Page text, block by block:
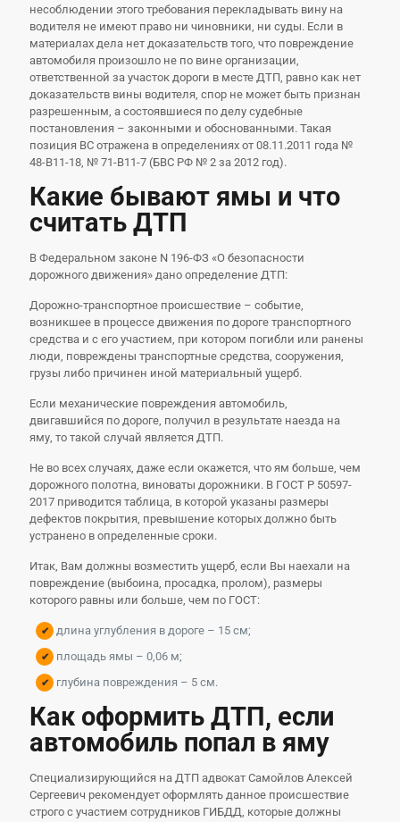
несоблюдении этого требования перекладывать вину на
водителя не имеют право ни чиновники, ни суды. Если в
материалах дела нет доказательств того, что повреждение
автомобиля произошло не по вине организации,
ответственной за участок дороги в месте ДТП, равно как нет
доказательств вины водителя, спор не может быть признан
разрешенным, а состоявшиеся по делу судебные
постановления – законными и обоснованными. Такая
позиция ВС отражена в определениях от 08.11.2011 года №
48-В11-18, № 71-В11-7 (БВС РФ № 2 за 2012 год).
Какие бывают ямы и что
считать ДТП
В Федеральном законе N 196-ФЗ «О безопасности
дорожного движения» дано определение ДТП:
Дорожно-транспортное происшествие – событие,
возникшее в процессе движения по дороге транспортного
средства и с его участием, при котором погибли или ранены
люди, повреждены транспортные средства, сооружения,
грузы либо причинен иной материальный ущерб.
Если механические повреждения автомобиль,
двигавшийся по дороге, получил в результате наезда на
яму, то такой случай является ДТП.
Не во всех случаях, даже если окажется, что ям больше, чем
дорожного полотна, виноваты дорожники. В ГОСТ Р 50597-
2017 приводится таблица, в которой указаны размеры
дефектов покрытия, превышение которых должно быть
устранено в определенные сроки.
Итак, Вам должны возместить ущерб, если Вы наехали на
повреждение (выбоина, просадка, пролом), размеры
которого равны или больше, чем по ГОСТ:
длина углубления в дороге – 15 см;
площадь ямы – 0,06 м;
глубина повреждения – 5 см.
Как оформить ДТП, если
автомобиль попал в яму
Специализирующийся на ДТП адвокат Самойлов Алексей
Сергеевич рекомендует оформлять данное происшествие
строго с участием сотрудников ГИБДД, которые должны